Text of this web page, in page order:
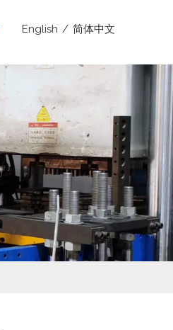
English / 简体中文